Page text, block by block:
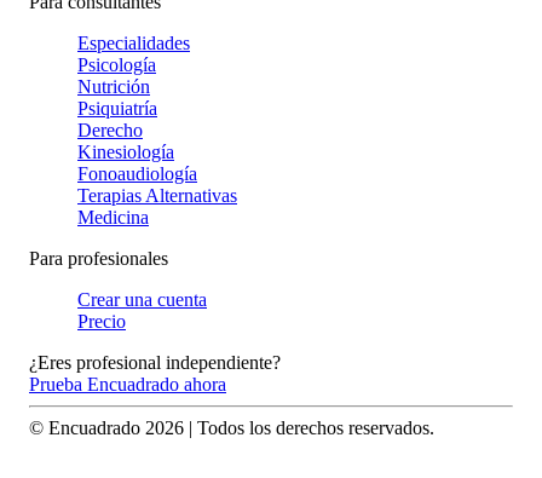
Especialidades
Psicología
Nutrición
Psiquiatría
Derecho
Kinesiología
Fonoaudiología
Terapias Alternativas
Medicina
Para profesionales
Crear una cuenta
Precio
¿Eres profesional independiente?
Prueba Encuadrado ahora
© Encuadrado 2026 | Todos los derechos reservados.